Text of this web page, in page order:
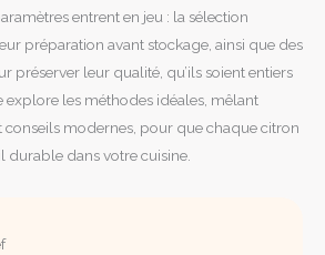
entrent en jeu : la sélection
préparation avant stockage, ainsi que des
préserver leur qualité, qu’ils soient entiers
explore les méthodes idéales, mêlant
conseils modernes, pour que chaque citron
durable dans votre cuisine.